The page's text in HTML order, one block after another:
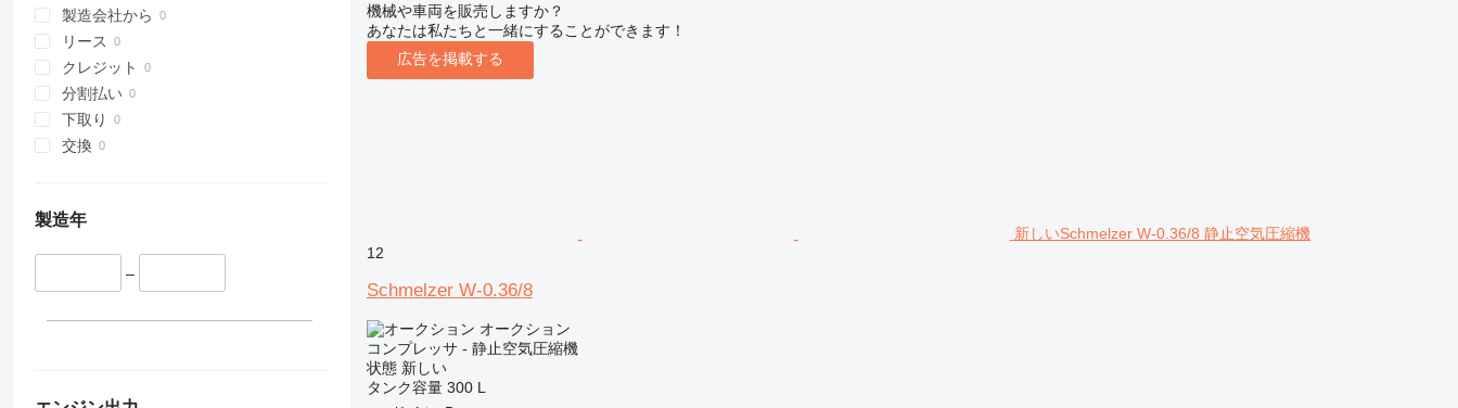
製造会社から
リース
クレジット
分割払い
下取り
交換
製造年
–
機械や車両を販売しますか？
あなたは私たちと一緒にすることができます！
広告を掲載する
新しいSchmelzer W-0.36/8 静止空気圧縮機
12
Schmelzer W-0.36/8
オークション
コンプレッサ - 静止空気圧縮機
状態新しい
タンク容量 300 L